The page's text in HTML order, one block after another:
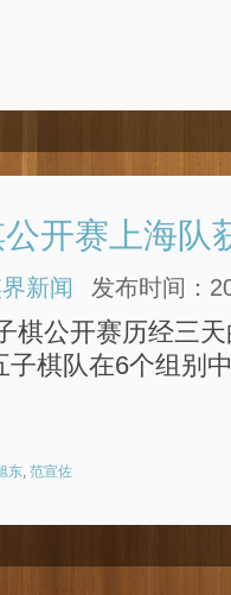
开赛上海队
新闻 发布时间：
棋公开赛历经三
棋队在6个组别
东, 范宣佐